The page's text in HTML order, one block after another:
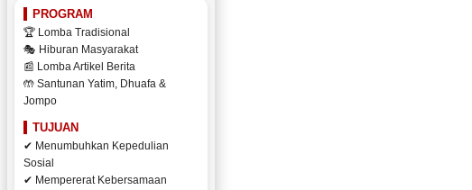
PROGRAM
🏆 Lomba Tradisional
🎭 Hiburan Masyarakat
📰 Lomba Artikel Berita
🤲 Santunan Yatim, Dhuafa &
Jompo
TUJUAN
✔ Menumbuhkan Kepedulian
Sosial
✔ Mempererat Kebersamaan